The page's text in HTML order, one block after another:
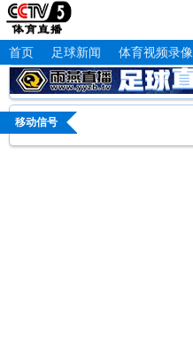
首页 足球新闻 体育视频录像
移动信号